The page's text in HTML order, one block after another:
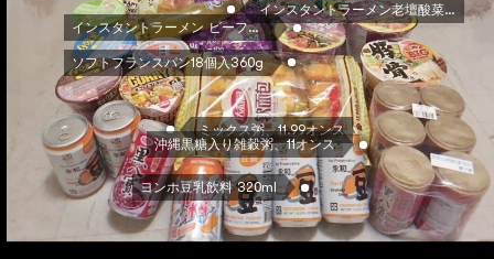
ミックス粥、11.99オンス
インスタントラーメン老壇酸菜牛肉味125g
ソフトフランスパン18個入360g
インスタントラーメン ビーフ味 ザワークラウト風味 4.2オンス
ヨンホ豆乳飲料 320ml
沖縄黒糖入り雑穀粥、11オンス